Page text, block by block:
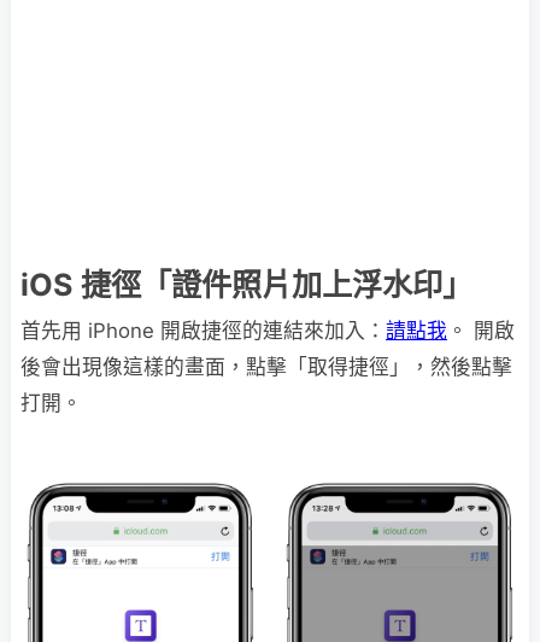
iOS 捷徑「證件照片加上浮水印」
首先用 iPhone 開啟捷徑的連結來加入： 請點我 。 開啟
後會出現像這樣的畫面，點擊「取得捷徑」，然後點擊
打開。